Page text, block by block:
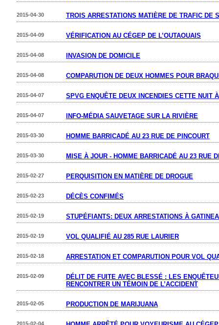
TROIS ARRESTATIONS MATIÈRE DE TRAFIC DE
2015-04-30
VÉRIFICATION AU CÉGEP DE L’OUTAOUAIS
2015-04-09
INVASION DE DOMICILE
2015-04-08
COMPARUTION DE DEUX HOMMES POUR
2015-04-08
SPVG ENQUÊTE DEUX INCENDIES CETTE NUIT
2015-04-07
INFO-MÉDIA SAUVETAGE SUR LA RIVIÈRE
2015-04-07
HOMME BARRICADÉ AU 23 RUE DE PINCOURT
2015-03-30
MISE À JOUR - HOMME BARRICADÉ AU 23 RUE
2015-03-30
PERQUISITION EN MATIÈRE DE DROGUE
2015-02-27
DÉCÈS CONFIMÉS
2015-02-23
STUPÉFIANTS: DEUX ARRESTATIONS À
2015-02-19
VOL QUALIFIÉ AU 285 RUE LAURIER
2015-02-19
ARRESTATION ET COMPARUTION POUR VOL
2015-02-18
DÉLIT DE FUITE AVEC BLESSÉ : LES
RENCONTRER UN TÉMOIN DE L’ACCIDENT
2015-02-09
PRODUCTION DE MARIJUANA
2015-02-05
2015-02-04